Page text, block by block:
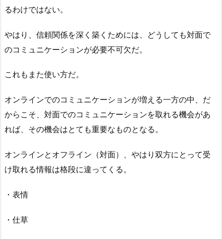
るわけではない。
やはり、信頼関係を深く築くためには、どうしても対面で
のコミュニケーションが必要不可欠だ。
これもまた使い方だ。
オンラインでのコミュニケーションが増える一方の中、だ
からこそ、対面でのコミュニケーションを取れる機会があ
れば、その機会はとても重要なものとなる。
オンラインとオフライン（対面）、やはり双方にとって受
け取れる情報は格段に違ってくる。
・表情
・仕草